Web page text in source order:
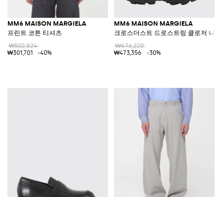
MM6 MAISON MARGIELA
프린트 코튼 티셔츠
₩502,824
₩301,701
-40%
MM6 MAISON MARGIELA
크로스더스트 드로스트링 클로저 나
₩676,220
₩473,356
-30%